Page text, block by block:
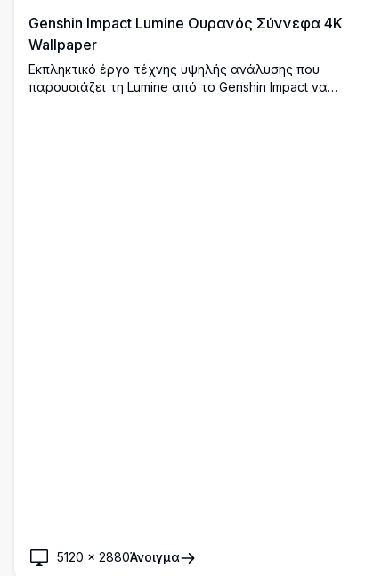
Genshin Impact Lumine Ουρανός Σύννεφα 4K
Wallpaper
Εκπληκτικό έργο τέχνης υψηλής ανάλυσης που
παρουσιάζει τη Lumine από το Genshin Impact να
5120 × 2880Άνοιγμα